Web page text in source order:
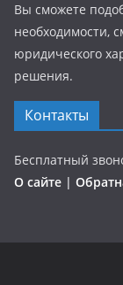
Вы сможете
необходимости,
юридического
решения.
Контакты
Бесплатный
О сайте |